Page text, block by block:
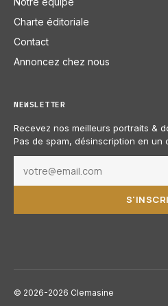
Charte éditoriale
Contact
Annoncez chez nous
NEWSLETTER
Recevez nos meilleurs portraits &
Pas de spam, désinscription en un
© 2026-2026 Clemasine